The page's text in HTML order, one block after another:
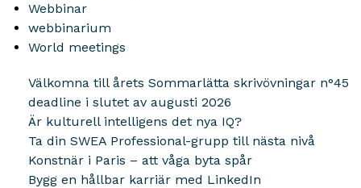
Webbinar
webbinarium
World meetings
Välkomna till årets Sommarlätta skrivövningar n°45
deadline i slutet av augusti 2026
Är kulturell intelligens det nya IQ?
Ta din SWEA Professional-grupp till nästa nivå
Konstnär i Paris – att våga byta spår
Bygg en hållbar karriär med LinkedIn